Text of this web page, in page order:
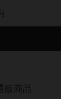
販商品